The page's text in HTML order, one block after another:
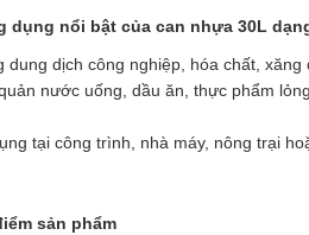
dụng nổi bật của can nhựa 30L
dung dịch công nghiệp, hóa chất, xăng
nước uống, dầu ăn, thực phẩm
tại công trình, nhà máy, nông trại
sản phẩm